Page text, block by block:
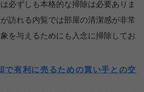
必ずしも本格的な掃除は必要ありま
訪れる内覧では部屋の清潔感が非常
を与えるためにも入念に掃除してお
で有利に売るための買い手との交